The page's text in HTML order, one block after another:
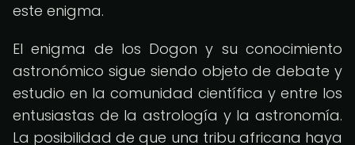
este enigma.
El enigma de los Dogon y su conocimiento
astronómico sigue siendo objeto de debate y
estudio en la comunidad científica y entre los
entusiastas de la astrología y la astronomía.
La posibilidad de que una tribu africana haya